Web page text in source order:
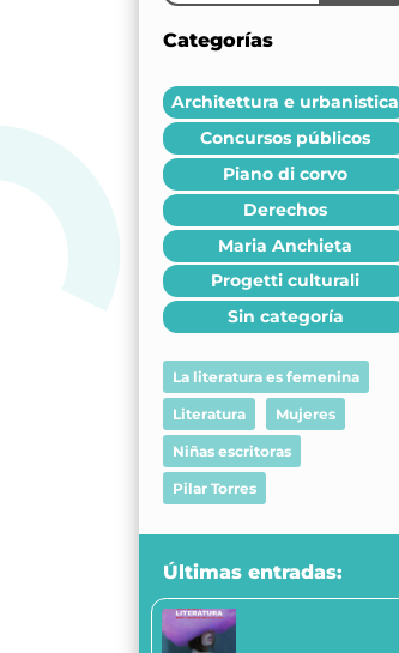
Categorías
Architettura e urbanistica
Concursos públicos
Piano di corvo
Derechos
Maria Anchieta
Progetti culturali
Sin categoría
La literatura es femenina
Literatura Mujeres
Niñas escritoras
Pilar Torres
Últimas entradas: